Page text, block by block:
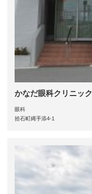
かなだ眼科クリニック
眼科
拾石町縄手添4-1